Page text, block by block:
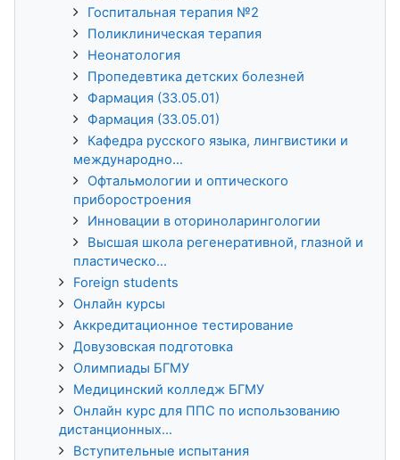
Госпитальная терапия №2
Поликлиническая терапия
Неонатология
Пропедевтика детских болезней
Фармация (33.05.01)
Фармация (33.05.01)
Кафедра русского языка, лингвистики и
международно...
Офтальмологии и оптического
приборостроения
Инновации в оториноларингологии
Высшая школа регенеративной, глазной и
пластическо...
Foreign students
Онлайн курсы
Аккредитационное тестирование
Довузовская подготовка
Олимпиады БГМУ
Медицинский колледж БГМУ
Онлайн курс для ППС по использованию
дистанционных...
Вступительные испытания